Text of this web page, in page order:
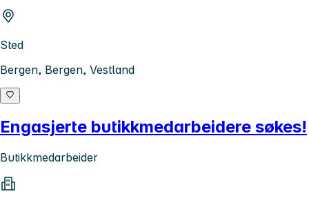
Sted
Bergen, Bergen, Vestland
Engasjerte butikkmedarbeidere søkes!
Butikkmedarbeider